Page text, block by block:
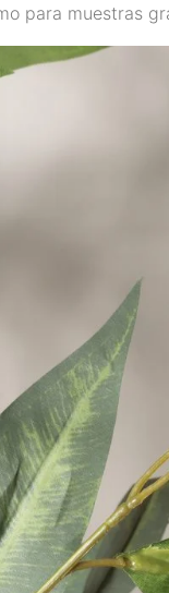
para muestras